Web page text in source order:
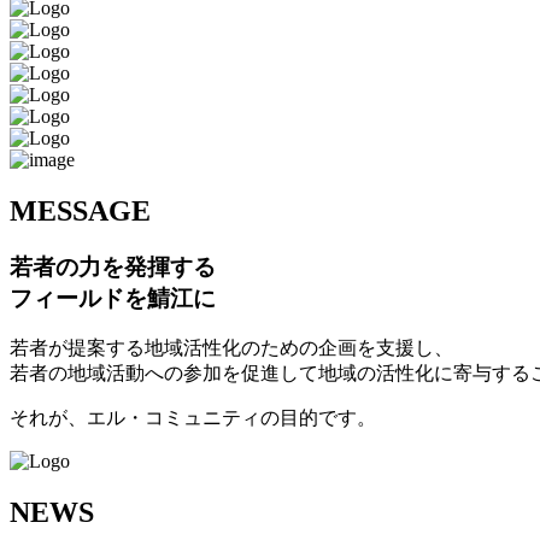
MESSAGE
若者の力を発揮する
フィールドを鯖江に
若者が提案する地域活性化のための企画を支援し、
若者の地域活動への参加を促進して地域の活性化に寄与する
それが、エル・コミュニティの目的です。
NEWS